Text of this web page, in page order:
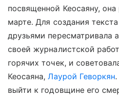
посвященной Кеосаяну,
марте. Для создания
друзьями пересматривала
своей журналистской
горячих точек, и
Кеосаяна,Лаурой Геворкян
выйти к годовщине его